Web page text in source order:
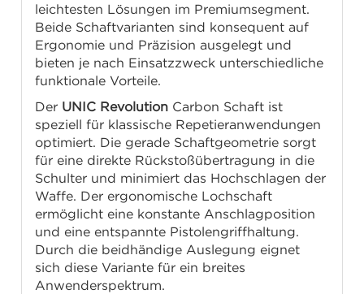
leichtesten Lösungen im Premiumsegment.
Beide Schaftvarianten sind konsequent auf
Ergonomie und Präzision ausgelegt und
bieten je nach Einsatzzweck unterschiedliche
funktionale Vorteile.
Der UNIC Revolution Carbon Schaft ist
speziell für klassische Repetieranwendungen
optimiert. Die gerade Schaftgeometrie sorgt
für eine direkte Rückstoßübertragung in die
Schulter und minimiert das Hochschlagen der
Waffe. Der ergonomische Lochschaft
ermöglicht eine konstante Anschlagposition
und eine entspannte Pistolengriffhaltung.
Durch die beidhändige Auslegung eignet
sich diese Variante für ein breites
Anwenderspektrum.